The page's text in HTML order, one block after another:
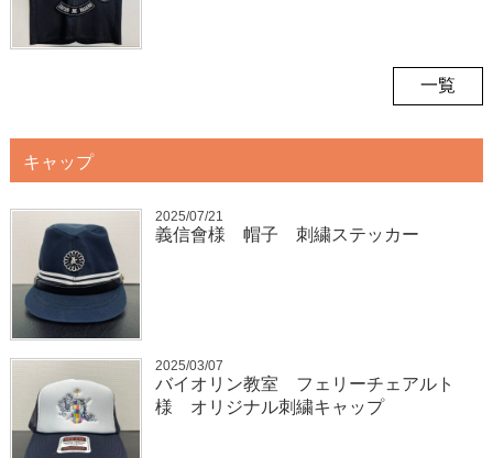
一覧
キャップ
2025/07/21
義信會様 帽子 刺繍ステッカー
2025/03/07
バイオリン教室 フェリーチェアルト
様 オリジナル刺繍キャップ